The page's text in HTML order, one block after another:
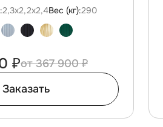
2,3х2,2х2,4Вес (кг):290
367 900 ₽
₽
Заказать